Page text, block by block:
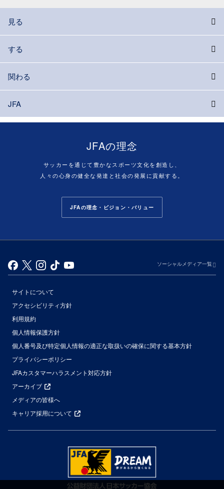
見る
する
関わる
JFA
JFAの理念
サッカーを通じて豊かなスポーツ文化を創造し、
人々の心身の健全な発達と社会の発展に貢献する。
JFAの理念・ビジョン・バリュー
ソーシャルメディア一覧
サイトについて
アクセシビリティ方針
利用規約
個人情報保護方針
個人番号及び特定個人情報の適正な取扱いの確保に関する基本方針
プライバシーポリシー
JFAカスタマーハラスメント対応方針
アーカイブ
メディアの皆様へ
キャリア採用について